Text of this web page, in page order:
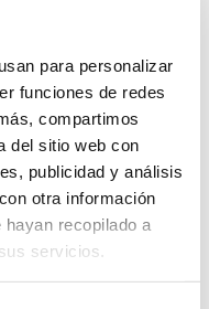
para personalizar
funciones de redes
compartimos
del sitio web con
publicidad y análisis
otra información
recopilado a
servicios.
de
tabla evolutiva:
que envejeces.
si ya soy
años, la mayoría de
nuevos clientes o